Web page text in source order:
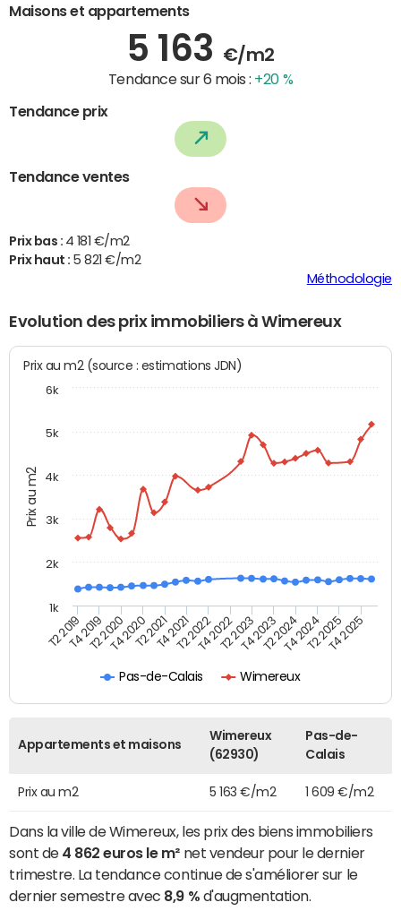
Maisons et appartements
5 163 €/m2
Tendance sur 6 mois : +20 %
Tendance prix
Tendance ventes
Prix bas : 4 181 €/m2
Prix haut : 5 821 €/m2
Méthodologie
Evolution des prix immobiliers à Wimereux
Prix au m2
Prix au m2 (source : estimations JDN)
Pas-de-Calais Wimereux
T2 2019T4 2019T2 2020T4 2020T2 2021T4 2021T2 2022T4 2022T2 2023T4 2023T2 2024T4 2024T2 2025T4 2025
1k
2k
3k
4k
5k
6k
Appartements et maisons
Wimereux
(62930)
Pas-de-
Calais
Prix au m2 5 163 €/m2 1 609 €/m2
Dans la ville de Wimereux, les prix des biens immobiliers
sont de 4 862 euros le m² net vendeur pour le dernier
trimestre. La tendance continue de s'améliorer sur le
dernier semestre avec 8,9 % d'augmentation.